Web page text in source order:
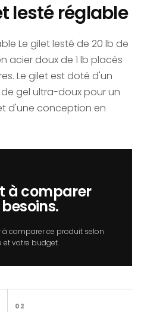
lesté réglable
Le gilet lesté de 20 lb de
acier doux de 1 lb placés
Le gilet est doté d'un
gel ultra-doux pour un
d'une conception en
à comparer
comparer ce produit selon
et votre budget.
02